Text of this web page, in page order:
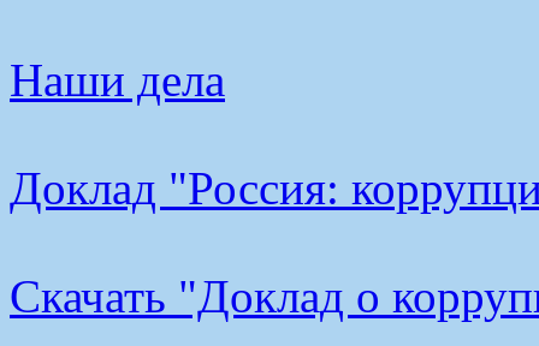
Наши дела
Доклад "Россия:
Cкачать "Доклад о